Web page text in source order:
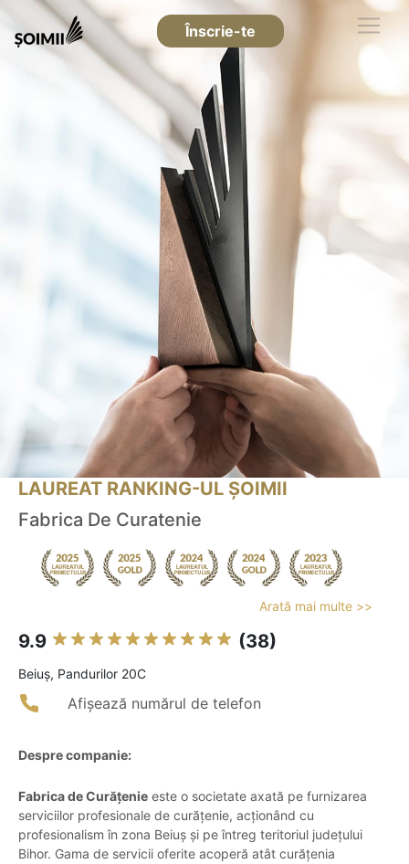
Înscrie-te
LAUREAT RANKING-UL ȘOIMII
Fabrica De Curatenie
Arată mai multe >>
9.9 (38)
Beiuş, Pandurilor 20C
Afișează numărul de telefon
Despre companie:
Fabrica de Curățenie este o societate axată pe furnizarea
serviciilor profesionale de curățenie, acționând cu
profesionalism în zona Beiuș și pe întreg teritoriul județului
Bihor. Gama de servicii oferite acoperă atât curățenia